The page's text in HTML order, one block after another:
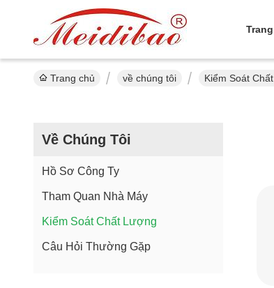
Trang chủ về chúng tôi Kiểm Soát
Về Chúng Tôi
Hồ Sơ Công Ty
Tham Quan Nhà Máy
Kiểm Soát Chất Lượng
Câu Hỏi Thường Gặp